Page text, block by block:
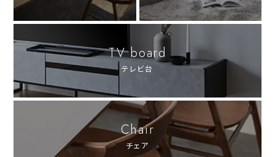
TV board
テレビ台
Chair
チェア